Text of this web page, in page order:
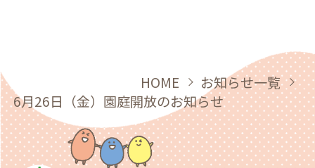
HOME
お知らせ一覧
6月26日（金）園庭開放のお知らせ